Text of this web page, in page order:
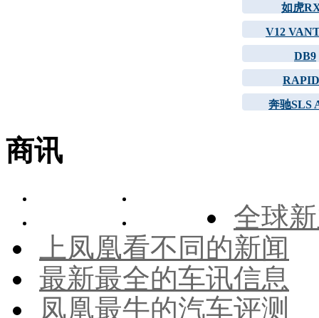
如虎
V12
DB9
奔驰SLS
商讯
全球
上凤凰看不同的新闻
最新最全的车讯信息
凤凰最牛的汽车评测